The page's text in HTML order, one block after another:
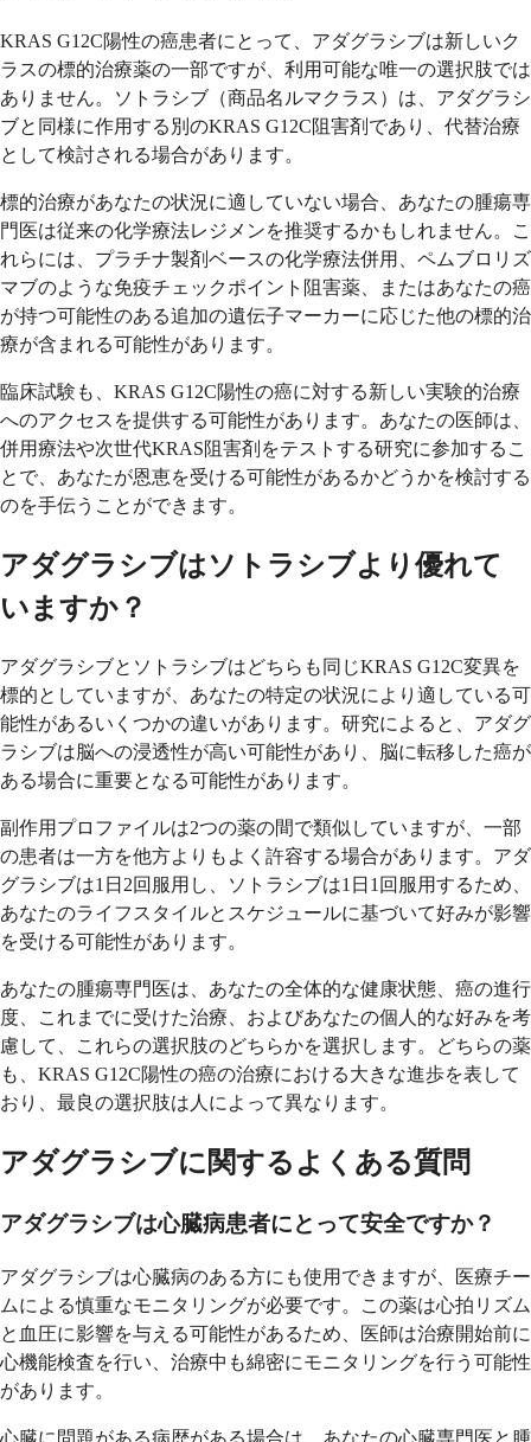
KRAS G12C陽性の癌患者にとって、アダグラシブは新しいク
ラスの標的治療薬の一部ですが、利用可能な唯一の選択肢では
ありません。ソトラシブ（商品名ルマクラス）は、アダグラシ
ブと同様に作用する別のKRAS G12C阻害剤であり、代替治療
として検討される場合があります。
標的治療があなたの状況に適していない場合、あなたの腫瘍専
門医は従来の化学療法レジメンを推奨するかもしれません。こ
れらには、プラチナ製剤ベースの化学療法併用、ペムブロリズ
マブのような免疫チェックポイント阻害薬、またはあなたの癌
が持つ可能性のある追加の遺伝子マーカーに応じた他の標的治
療が含まれる可能性があります。
臨床試験も、KRAS G12C陽性の癌に対する新しい実験的治療
へのアクセスを提供する可能性があります。あなたの医師は、
併用療法や次世代KRAS阻害剤をテストする研究に参加するこ
とで、あなたが恩恵を受ける可能性があるかどうかを検討する
のを手伝うことができます。
アダグラシブはソトラシブより優れて
いますか？
アダグラシブとソトラシブはどちらも同じKRAS G12C変異を
標的としていますが、あなたの特定の状況により適している可
能性があるいくつかの違いがあります。研究によると、アダグ
ラシブは脳への浸透性が高い可能性があり、脳に転移した癌が
ある場合に重要となる可能性があります。
副作用プロファイルは2つの薬の間で類似していますが、一部
の患者は一方を他方よりもよく許容する場合があります。アダ
グラシブは1日2回服用し、ソトラシブは1日1回服用するため、
あなたのライフスタイルとスケジュールに基づいて好みが影響
を受ける可能性があります。
あなたの腫瘍専門医は、あなたの全体的な健康状態、癌の進行
度、これまでに受けた治療、およびあなたの個人的な好みを考
慮して、これらの選択肢のどちらかを選択します。どちらの薬
も、KRAS G12C陽性の癌の治療における大きな進歩を表して
おり、最良の選択肢は人によって異なります。
アダグラシブに関するよくある質問
アダグラシブは心臓病患者にとって安全ですか？
アダグラシブは心臓病のある方にも使用できますが、医療チー
ムによる慎重なモニタリングが必要です。この薬は心拍リズム
と血圧に影響を与える可能性があるため、医師は治療開始前に
心機能検査を行い、治療中も綿密にモニタリングを行う可能性
があります。
心臓に問題がある病歴がある場合は、あなたの心臓専門医と腫